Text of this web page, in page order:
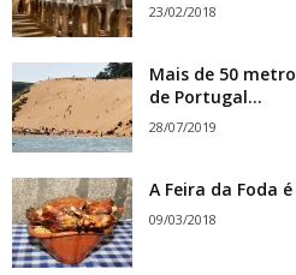
23/02/2018
Mais de 50
de Portugal...
28/07/2019
A Feira da Foda
09/03/2018